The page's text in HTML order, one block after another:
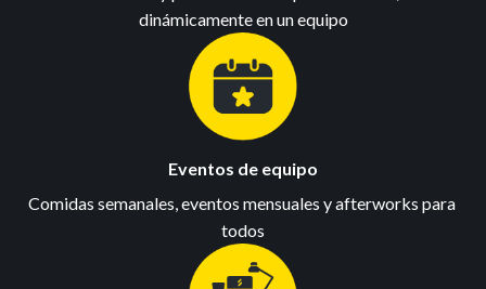
dinámicamente en un equipo
Eventos de equipo
Comidas semanales, eventos mensuales y afterworks para
todos